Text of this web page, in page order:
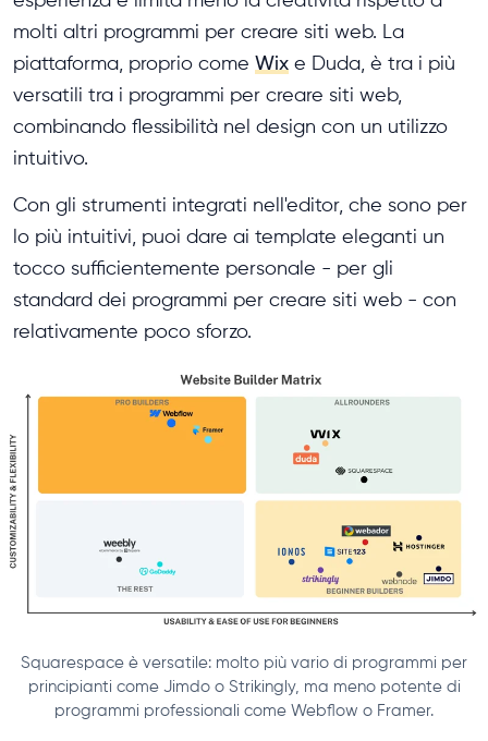
molti altri programmi per creare siti web. La
piattaforma, proprio come Wix e Duda, è tra i più
versatili tra i programmi per creare siti web,
combinando flessibilità nel design con un utilizzo
intuitivo.
Con gli strumenti integrati nell'editor, che sono per
lo più intuitivi, puoi dare ai template eleganti un
tocco sufficientemente personale - per gli
standard dei programmi per creare siti web - con
relativamente poco sforzo.
Squarespace è versatile: molto più vario di programmi per
principianti come Jimdo o Strikingly, ma meno potente di
programmi professionali come Webflow o Framer.